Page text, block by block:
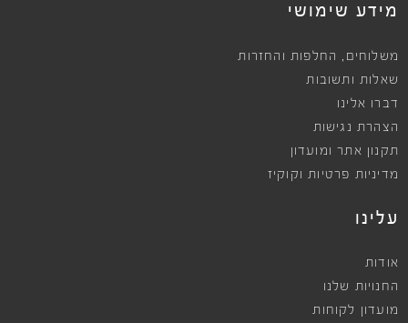
מידע שימושי
משלוחים , החלפות והחזרות
שאלות ותשובות
דברו אלינו
הצהרת נגישות
תקנון אתר ומועדון
מדיניות פרטיות וקוקיז
עלינו
אודות
החנויות שלנו
מועדון לקוחות